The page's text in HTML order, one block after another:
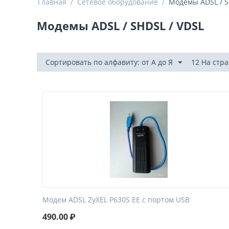
Модемы ADSL / SHDSL / VDSL
Сортировать по алфавиту: от А до Я 12 На
Модем ADSL ZyXEL P630S EE с портом USB
490.00₽